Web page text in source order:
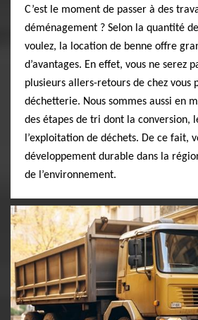
C’est le moment de passer à des
déménagement ? Selon la quantité
voulez, la location de benne offre
d’avantages. En effet, vous ne serez
plusieurs allers-retours de chez vous
déchetterie. Nous sommes aussi en
des étapes de tri dont la conversion,
l’exploitation de déchets. De ce fait,
développement durable dans la
de l’environnement.